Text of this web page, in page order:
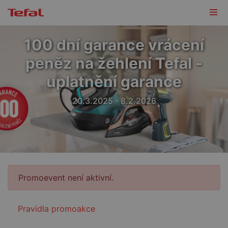
100 dní garance vrácení
peněz na žehlení Tefal -
uplatnění garance
20.3.2025 - 8.2.2026
Promoevent není aktivní.
Pravidla promoakce